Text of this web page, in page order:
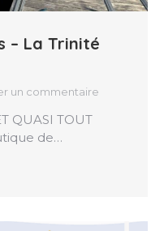
– La Trinité
un commentaire
QUASI TOUT
de…